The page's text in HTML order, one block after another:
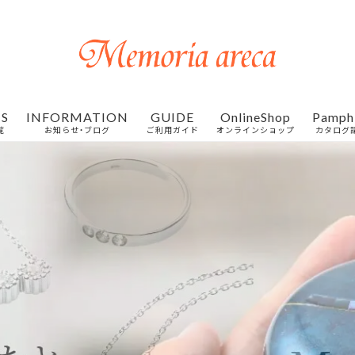
INFORMATION
お知らせ・ブログ
GUIDE
ご利用ガイド
OnlineShop
オンラインショップ カタログ